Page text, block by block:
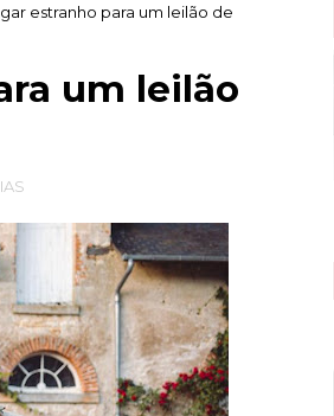
estranho para um leilão de
um leilão